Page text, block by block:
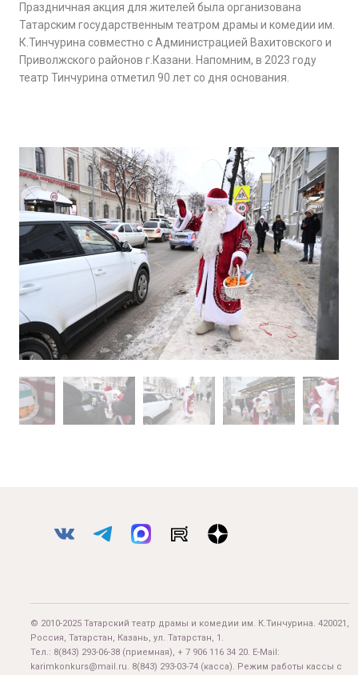
Праздничная акция для жителей была организована
Татарским государственным театром драмы и комедии им.
К.Тинчурина совместно с Администрацией Вахитовского и
Приволжского районов г.Казани. Напомним, в 2023 году
театр Тинчурина отметил 90 лет со дня основания.
© 2010-2025 Татарский театр драмы и комедии им. К.Тинчурина. 420021,
Россия, Татарстан, Казань, ул. Татарстан, 1.
Тел.: 8(843) 293-06-38 (приемная), + 7 906 116 34 20. E-Mail:
karimkonkurs@mail.ru. 8(843) 293-03-74 (касса). Режим работы кассы с